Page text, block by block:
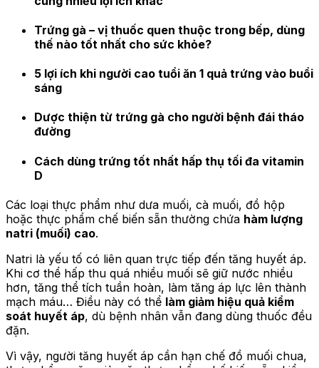
Trứng gà – vị thuốc quen thuộc trong bếp, dùng
thế nào tốt nhất cho sức khỏe?
5 lợi ích khi người cao tuổi ăn 1 quả trứng vào buổi
sáng
Dược thiện từ trứng gà cho người bệnh đái tháo
đường
Cách dùng trứng tốt nhất hấp thụ tối đa vitamin
D
Các loại thực phẩm như dưa muối, cà muối, đồ hộp
hoặc thực phẩm chế biến sẵn thường chứa hàm lượng
natri (muối) cao.
Natri là yếu tố có liên quan trực tiếp đến tăng huyết áp.
Khi cơ thể hấp thu quá nhiều muối sẽ giữ nước nhiều
hơn, tăng thể tích tuần hoàn, làm tăng áp lực lên thành
mạch máu… Điều này có thể làm giảm hiệu quả kiểm
soát huyết áp, dù bệnh nhân vẫn đang dùng thuốc đều
đặn.
Vì vậy, người tăng huyết áp cần hạn chế đồ muối chua,